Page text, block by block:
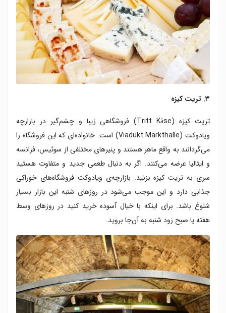
۳. تریت کیزه
تریت کیزه (Tritt Käse) فروشگاهی زیبا و چشم‌گیر در بازارچه‌
ویادوکت (Viadukt Markthalle) است. خانواده‌ای که این فروشگاه را
می‌گردانند به واقع ماهر هستند و پنیرهای مختلفی از سوئیس، فرانسه
و ایتالیا عرضه می‌کنند. اگر به دنبال طعمی جدید و متفاوت هستید
سری به تریت‌ کیزه بزنید. بازارچه‌ی ویادوکت فروشگاه‌های خوراکی
جذابی دارد و این موجب می‌شود در روزهای شنبه این بازار بسیار
شلوغ باشد. برای اینکه با خیال آسوده خرید کنید در روزهای وسط
هفته یا صبح زود شنبه به آن‌جا بروید.